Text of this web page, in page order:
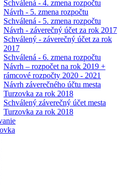
Schválená - 4. zmena rozpočtu
Návrh - 5. zmena rozpočtu
Schválená - 5. zmena rozpočtu
Návrh - záverečný účet za rok 2017
Schválený - záverečný účet za rok
2017
Schválená - 6. zmena rozpočtu
Návrh – rozpočet na rok 2019 +
rámcové rozpočty 2020 - 2021
Návrh záverečného účtu mesta
Turzovka za rok 2018
Schválený záverečný účet mesta
Turzovka za rok 2018